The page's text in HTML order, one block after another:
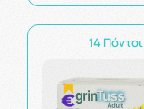
14 Πόντοι